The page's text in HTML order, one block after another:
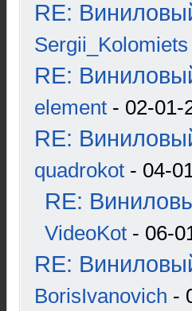
RE:
Sergii_Kolomiets
RE:
element - 02-01-
RE:
quadrokot - 04-
RE:
VideoKot - 06-
RE:
BorisIvanovich -